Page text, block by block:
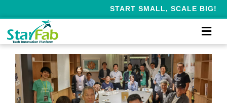
START SMALL, SCALE BIG!